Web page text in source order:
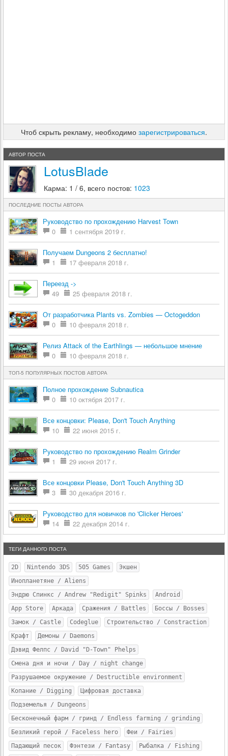
Чтоб скрыть рекламу, необходимо зарегистрироваться.
АВТОР ПОСТА
LotusBlade
Карма: 1 / 6, всего постов: 1023
ПОСЛЕДНИЕ ПОСТЫ АВТОРА
Руководство по прохождению Harvest Town
0
1 сентября 2019 г.
Получаем Dungeons 2 бесплатно!
1
17 февраля 2018 г.
Переезд ->
49
25 февраля 2018 г.
От разработчика Plants vs. Zombies — Octogeddon
0
10 февраля 2018 г.
Релиз Attack of the Earthlings — небольшое мнение
0
10 февраля 2018 г.
ТОП-5 ПОПУЛЯРНЫХ ПОСТОВ АВТОРА
Полное прохождение Subnautica
0
10 октября 2017 г.
Все концовки: Please, Don't Touch Anything
10
22 июня 2015 г.
Руководство по прохождению Realm Grinder
1
29 июня 2017 г.
Все концовки Please, Don't Touch Anything 3D
3
30 декабря 2016 г.
Руководство для новичков по 'Clicker Heroes'
14
22 декабря 2014 г.
ТЕГИ ДАННОГО ПОСТА
2D Nintendo 3DS 505 Games
Экшен
Инопланетяне / Aliens
Эндрю Спинкс / Andrew "Redigit" Spinks
Android
App Store
Аркада Сражения / Battles
Боссы / Bosses
Замок / Castle
Codeglue
Строительство / Constraction
Крафт
Демоны / Daemons
Дэвид Фелпс / David "D-Town" Phelps
Смена дня и ночи / Day / night change
Разрушаемое окружение / Destructible environment
Копание / Digging
Цифровая доставка
Подземелья / Dungeons
Бесконечный фарм / гринд / Endless farming / grinding
Безликий герой / Faceless hero
Феи / Fairies
Падающий песок
Фэнтези / Fantasy
Рыбалка / Fishing